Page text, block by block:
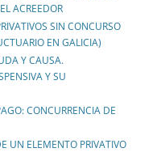
ACREEDOR
SIN CONCURSO
EN GALICIA)
Y CAUSA.
Y SU
CONCURRENCIA DE
UN ELEMENTO PRIVATIVO